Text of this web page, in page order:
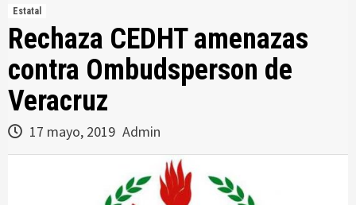
Estatal
Rechaza CEDHT amenazas
contra Ombudsperson de
Veracruz
17 mayo, 2019 Admin